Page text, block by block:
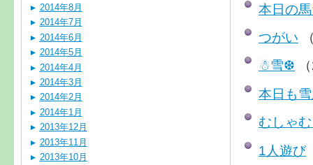
本日の
つがい
☃雪❆
本日も
むしゃ
1人遊び
2014年8月
2014年7月
2014年6月
2014年5月
2014年4月
2014年3月
2014年2月
2014年1月
2013年12月
2013年11月
2013年10月